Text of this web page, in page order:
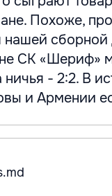
Похоже,
нашей
СК
- 2:2. В
и Армении